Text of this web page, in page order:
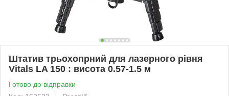
Штатив трьохопрний для лазерного рівня
Vitals LA 150 : висота 0.57-1.5 м
Готово до відправки